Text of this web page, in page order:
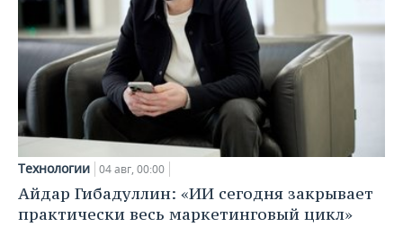
Технологии 04 авг, 00:00
Айдар Гибадуллин: «ИИ сегодня закрывает
практически весь маркетинговый цикл»